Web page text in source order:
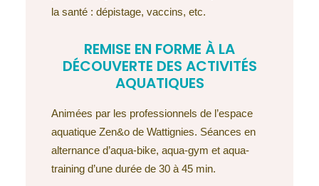
la santé : dépistage, vaccins, etc.
REMISE EN FORME À LA
DÉCOUVERTE DES ACTIVITÉS
AQUATIQUES
Animées par les professionnels de l’espace
aquatique Zen&o de Wattignies. Séances en
alternance d’aqua-bike, aqua-gym et aqua-
training d’une durée de 30 à 45 min.